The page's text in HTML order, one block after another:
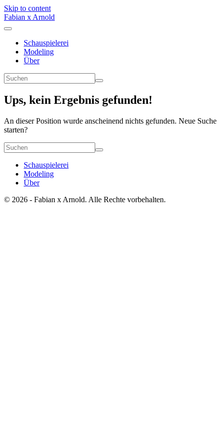
Skip to content
Fabian x Arnold
Schauspielerei
Modeling
Über
Ups, kein Ergebnis gefunden!
An dieser Position wurde anscheinend nichts gefunden. Neue Suche
starten?
Schauspielerei
Modeling
Über
© 2026 - Fabian x Arnold. Alle Rechte vorbehalten.